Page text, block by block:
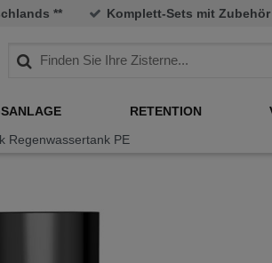
** Komplett-Sets mit Zubehör
RETENTION
Regenwassertank PE